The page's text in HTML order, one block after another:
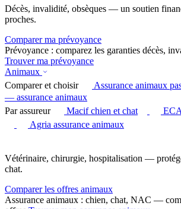
Décès, invalidité, obsèques — un soutien
proches.
Comparer ma prévoyance
Prévoyance : comparez les garanties décès,
Trouver ma prévoyance
Animaux
Comparer et choisir
Assurance animaux
— assurance animaux
Par assureur
Macif chien et chat
Agria assurance animaux
Vétérinaire, chirurgie, hospitalisation —
chat.
Comparer les offres animaux
Assurance animaux : chien, chat, NAC —